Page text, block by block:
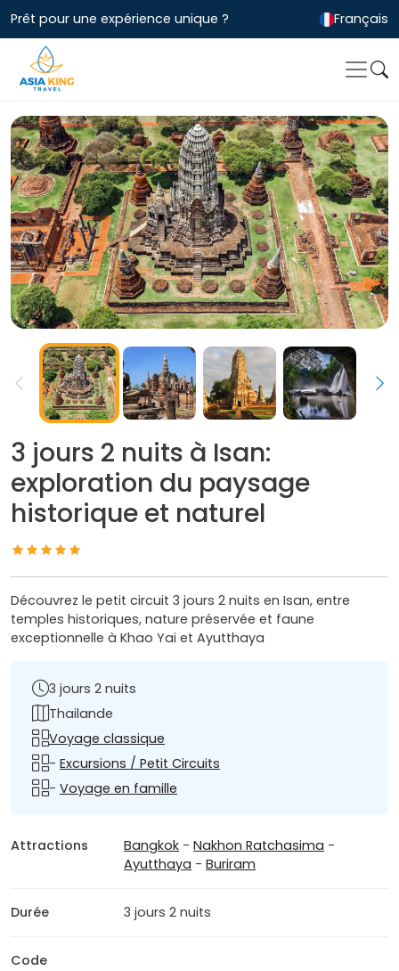
Prêt pour une expérience unique ? Français
3 jours 2 nuits à Isan:
exploration du paysage
historique et naturel
Découvrez le petit circuit 3 jours 2 nuits en Isan, entre
temples historiques, nature préservée et faune
exceptionnelle à Khao Yai et Ayutthaya
3 jours 2 nuits
Thailande
Voyage classique
- Excursions / Petit Circuits
- Voyage en famille
Attractions Bangkok -Nakhon Ratchasima -
Ayutthaya -Buriram
Durée 3 jours 2 nuits
Code